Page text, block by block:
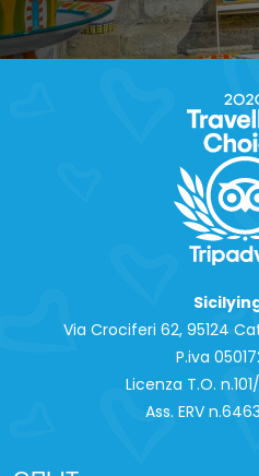
Via Crociferi 62, 95124
P.iva
Licenza T.O.
Ass. ERV